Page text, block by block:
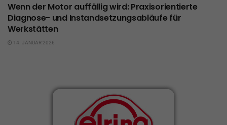
Wenn der Motor auffällig wird: Praxisorientierte
Diagnose- und Instandsetzungsabläufe für
Werkstätten
14. JANUAR 2026